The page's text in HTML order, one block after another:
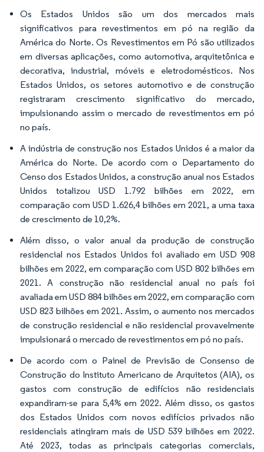
Os Estados Unidos são um dos mercados mais
significativos para revestimentos em pó na região da
América do Norte. Os Revestimentos em Pó são utilizados
em diversas aplicações, como automotiva, arquitetônica e
decorativa, industrial, móveis e eletrodomésticos. Nos
Estados Unidos, os setores automotivo e de construção
registraram crescimento significativo do mercado,
impulsionando assim o mercado de revestimentos em pó
no país.
A indústria de construção nos Estados Unidos é a maior da
América do Norte. De acordo com o Departamento do
Censo dos Estados Unidos, a construção anual nos Estados
Unidos totalizou USD 1.792 bilhões em 2022, em
comparação com USD 1.626,4 bilhões em 2021, a uma taxa
de crescimento de 10,2%.
Além disso, o valor anual da produção de construção
residencial nos Estados Unidos foi avaliado em USD 908
bilhões em 2022, em comparação com USD 802 bilhões em
2021. A construção não residencial anual no país foi
avaliada em USD 884 bilhões em 2022, em comparação com
USD 823 bilhões em 2021. Assim, o aumento nos mercados
de construção residencial e não residencial provavelmente
impulsionará o mercado de revestimentos em pó no país.
De acordo com o Painel de Previsão de Consenso de
Construção do Instituto Americano de Arquitetos (AIA), os
gastos com construção de edifícios não residenciais
expandiram-se para 5,4% em 2022. Além disso, os gastos
dos Estados Unidos com novos edifícios privados não
residenciais atingiram mais de USD 539 bilhões em 2022.
Até 2023, todas as principais categorias comerciais,